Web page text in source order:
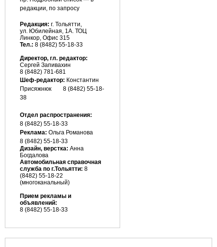
редакции, по запросу
Редакция: г. Тольятти,
ул. Юбилейная, 1А. ТОЦ
Линкор, Офис 315
Тел.: 8 (8482) 55-18-33
Директор, гл. редактор:
Сергей Запивахин
8 (8482) 781-681
Шеф-редактор: Константин
Присяжнюк 8 (8482) 55-18-
38
Отдел распространения:
8 (8482) 55-18-33
Реклама: Ольга Романова
8 (8482) 55-18-33
Дизайн, верстка: Анна
Богдалова
Автомобильная справочная
служба по г.Тольятти: 8
(8482) 55-18-22
(многоканальный)
Прием рекламы и
объявлений:
8 (8482) 55-18-33